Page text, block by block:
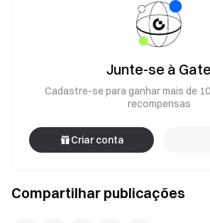
os usuários convertam
USDT ou outros tokens suportados.
Auto-investimento
O recurso de auto-investimento de
intervalos de investimento horário e
Equipe Gate
Compartilhar publicações
Junte-se à Gate
Cadastre-se para ganhar mais de
recompensas
Criar conta